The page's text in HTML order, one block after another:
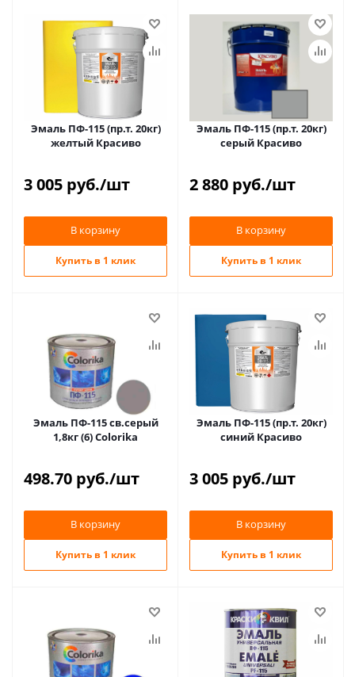
Эмаль ПФ-115 (пр.т. 20кг)
желтый Красиво
3 005 руб./шт
В корзину
Купить в 1 клик
Эмаль ПФ-115 (пр.т. 20кг)
серый Красиво
2 880 руб./шт
В корзину
Купить в 1 клик
Эмаль ПФ-115 св.серый
1,8кг (6) Colorika
498.70 руб./шт
В корзину
Купить в 1 клик
Эмаль ПФ-115 (пр.т. 20кг)
синий Красиво
3 005 руб./шт
В корзину
Купить в 1 клик